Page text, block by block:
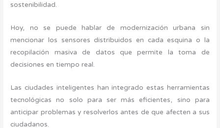
sostenibilidad.
Hoy, no se puede hablar de modernización urbana sin
mencionar los sensores distribuidos en cada esquina o la
recopilación masiva de datos que permite la toma de
decisiones en tiempo real.
Las ciudades inteligentes han integrado estas herramientas
tecnológicas no solo para ser más eficientes, sino para
anticipar problemas y resolverlos antes de que afecten a sus
ciudadanos.